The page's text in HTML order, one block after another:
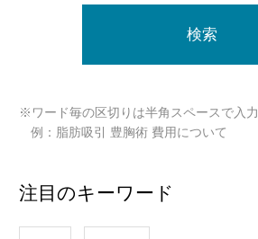
検索
※ワード毎の区切りは半角スペースで入力
例：脂肪吸引 豊胸術 費用について
注目のキーワード